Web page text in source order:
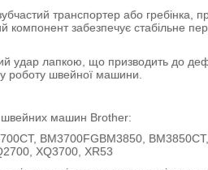
транспортер або гребінка,
забезпечує стабільне
лапкою, що призводить до
роботу швейної машини.
швейних машин Brother:
BM3700FGBM3850,
XQ3700, XR53